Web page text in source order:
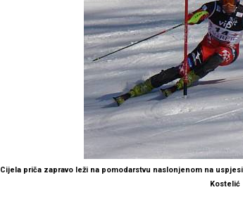
Cijela priča zapravo leži na pomodarstvu naslonjenom na
Kostelić